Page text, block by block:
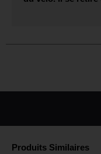
Produits Similaires